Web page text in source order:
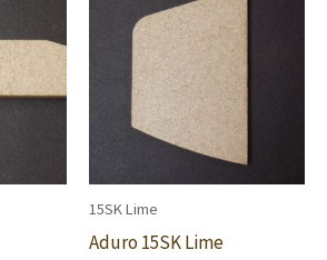
15SK Lime
Aduro 15SK Lime